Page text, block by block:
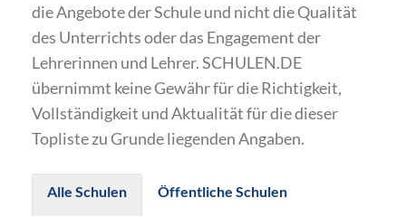
die Angebote der Schule und nicht die Qualität
des Unterrichts oder das Engagement der
Lehrerinnen und Lehrer. SCHULEN.DE
übernimmt keine Gewähr für die Richtigkeit,
Vollständigkeit und Aktualität für die dieser
Topliste zu Grunde liegenden Angaben.
Alle Schulen Öffentliche Schulen